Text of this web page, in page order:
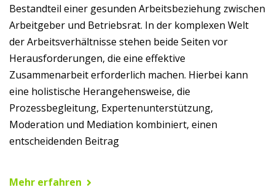
Bestandteil einer gesunden Arbeitsbeziehung zwischen
Arbeitgeber und Betriebsrat. In der komplexen Welt
der Arbeitsverhältnisse stehen beide Seiten vor
Herausforderungen, die eine effektive
Zusammenarbeit erforderlich machen. Hierbei kann
eine holistische Herangehensweise, die
Prozessbegleitung, Expertenunterstützung,
Moderation und Mediation kombiniert, einen
entscheidenden Beitrag
Mehr erfahren